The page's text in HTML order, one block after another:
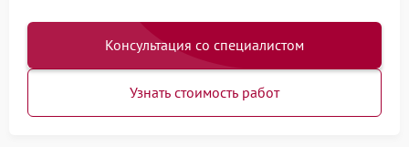
Консультация со специалистом
Узнать стоимость работ